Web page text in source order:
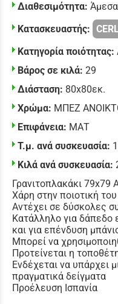
Διαθεσιμότητα:
Κατασκευαστής:
Κατηγορία ποιότητας:
Βάρος σε κιλά: 29
Διάσταση: 80x80εκ.
Χρώμα: ΜΠΕΖ
Επιφάνεια: ΜΑΤ
Τ.μ. ανά συσκευασία:
Κιλά ανά συσκευασία:
Γρανιτοπλακάκι 79x79
Χάρη στην ποιοτική
Αντέχει σε δύσκολες
Κατάλληλο για
και για επένδυση
Μπορεί να
Προτείνεται η
Ενδέχεται να υπάρχει
πραγματικά δείγματα
Προέλευση Ισπανία